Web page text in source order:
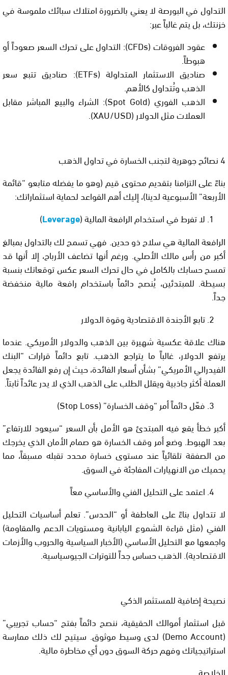
التداول في البورصة لا يعني بالضرورة امتلاك سبائك ملموسة في
خزنتك، بل يتم غالباً عبر:
عقود الفروقات (CFDs
): التداول على تحرك السعر صعوداً أو
هبوطاً.
صناديق الاستثمار المتداولة (ETFs
): صناديق تتبع سعر
الذهب وتُتداول كالأهم.
الذهب الفوري (Spot Gold
): الشراء والبيع المباشر مقابل
العملات مثل الدولار (XAU/USD).
4 نصائح جوهرية لتجنب الخسارة في تداول الذهب
بناءً على التزامنا بتقديم محتوى قيم (وهو ما يفضله متابعو “قائمة
الأربعة” الأسبوعية لدينا)، إليك أهم القواعد لحماية استثماراتك:
لا تفرط في استخدام الرافعة المالية (Leverage
)
الرافعة المالية هي سلاح ذو حدين. فهي تسمح لك بالتداول بمبالغ
أكبر من رأس مالك الأصلي. ورغم أنها تضاعف الأرباح، إلا أنها قد
تمسح حسابك بالكامل في حال تحرك السعر عكس توقعاتك بنسبة
بسيطة. للمبتدئين، يُنصح دائماً باستخدام رافعة مالية منخفضة
جداً.
تابع الأجندة الاقتصادية وقوة الدولار
هناك علاقة عكسية شهيرة بين الذهب والدولار الأمريكي. عندما
يرتفع الدولار، غالباً ما يتراجع الذهب. تابع دائماً قرارات “البنك
الفيدرالي الأمريكي” بشأن أسعار الفائدة، حيث إن رفع الفائدة يجعل
العملة أكثر جاذبية ويقلل الطلب على الذهب الذي لا يدر عائداً ثابتاً.
فعّل دائماً أمر “وقف الخسارة” (Stop Loss
)
أكبر خطأ يقع فيه المبتدئ هو الأمل بأن السعر “سيعود للارتفاع”
بعد الهبوط. وضع أمر وقف الخسارةهو صمام الأمان الذي يخرجك
من الصفقة تلقائياً عند مستوى خسارة محدد تقبله مسبقاً، مما
يحميك من الانهيارات المفاجئة في السوق.
اعتمد على التحليل الفني والأساسي معاً
لا تتداول بناءً على العاطفة أو “الحدس”. تعلم أساسيات التحليل
الفني (مثل قراءة الشموع اليابانية ومستويات الدعم والمقاومة)
واجمعها مع التحليل الأساسي (الأخبار السياسية والحروب والأزمات
الاقتصادية). الذهب حساس جداً للتوترات الجيوسياسية.
نصيحة إضافية للمستثمر الذكي
قبل استثمار أموالك الحقيقية، ننصح دائماً بفتح “حساب تجريبي”
(
Demo Account
) لدى وسيط موثوق. سيتيح لك ذلك ممارسة
استراتيجياتك وفهم حركة السوق دون أي مخاطرة مالية.